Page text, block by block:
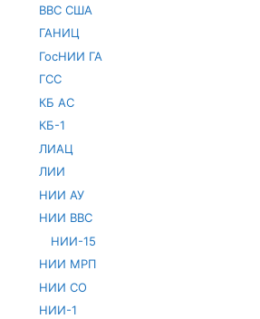
ВВС США
ГАНИЦ
ГосНИИ ГА
ГСС
КБ АС
КБ-1
ЛИАЦ
ЛИИ
НИИ АУ
НИИ ВВС
НИИ-15
НИИ МРП
НИИ СО
НИИ-1